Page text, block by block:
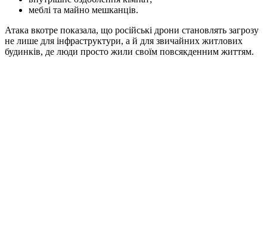
меблі та майно мешканців.
Атака вкотре показала, що російські дрони становлять загрозу
не лише для інфраструктури, а й для звичайних житлових
будинків, де люди просто жили своїм повсякденним життям.